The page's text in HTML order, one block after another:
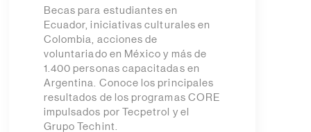
Becas para estudiantes en
Ecuador, iniciativas culturales en
Colombia, acciones de
voluntariado en México y más de
1.400 personas capacitadas en
Argentina. Conoce los principales
resultados de los programas CORE
impulsados por Tecpetrol y el
Grupo Techint.